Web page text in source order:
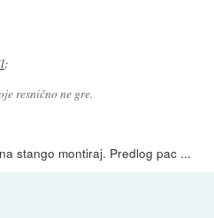
:
resnično ne gre.
stango montiraj. Predlog pac ...